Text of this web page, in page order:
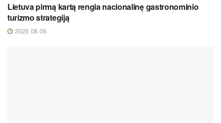
Lietuva pirmą kartą rengia nacionalinę gastronominio
turizmo strategiją
2026 08 06